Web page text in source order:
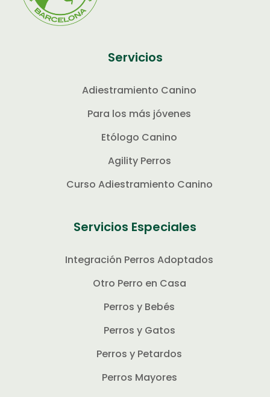
Servicios
Adiestramiento Canino
Para los más jóvenes
Etólogo Canino
Agility Perros
Curso Adiestramiento Canino
Servicios Especiales
Integración Perros Adoptados
Otro Perro en Casa
Perros y Bebés
Perros y Gatos
Perros y Petardos
Perros Mayores